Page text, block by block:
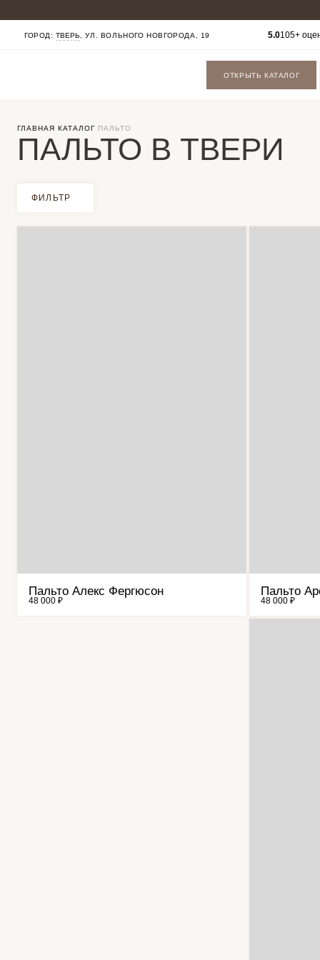
ГОРОД: ТВЕРЬ , УЛ. ВОЛЬНОГО НОВГОРОДА, 19 5.0105+
ОТКРЫТЬ КАТАЛОГ
ГЛАВНАЯ КАТАЛОГ ПАЛЬТО
ПАЛЬТО В ТВЕРИ
ФИЛЬТР
Пальто Алекс Фергюсон
48 000 ₽
Пальто
48 000 ₽
КАТАЛОГ
МУЖСКИЕ КОСТЮМЫ
ГАЛСТУКИ БАБОЧКИ